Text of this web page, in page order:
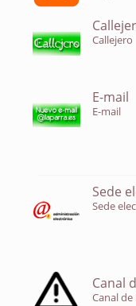
Callejero
E-mail
E-mail
Sede
Sede
Canal
Canal